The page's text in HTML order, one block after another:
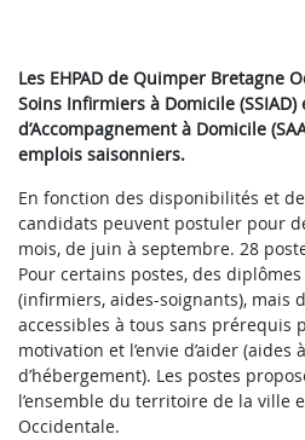
Les EHPAD de Quimper Bretagne
Soins Infirmiers à Domicile (SSIAD)
d’Accompagnement à Domicile
emplois saisonniers.
En fonction des disponibilités et
candidats peuvent postuler pour
mois, de juin à septembre. 28
Pour certains postes, des
(infirmiers, aides-soignants), mais
accessibles à tous sans prérequis
motivation et l’envie d’aider
d’hébergement). Les postes
l’ensemble du territoire de la ville
Occidentale.